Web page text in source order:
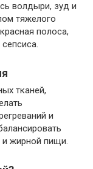
волдыри, зуд и
тяжелого
полоса,
тканей,
и
и жирной пищи.